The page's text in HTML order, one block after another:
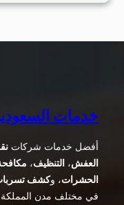
خدمات
أفضل خدمات شركات
العفش، التنظيف،
الحشرات، وكشف تسربات
في مختلف مدن